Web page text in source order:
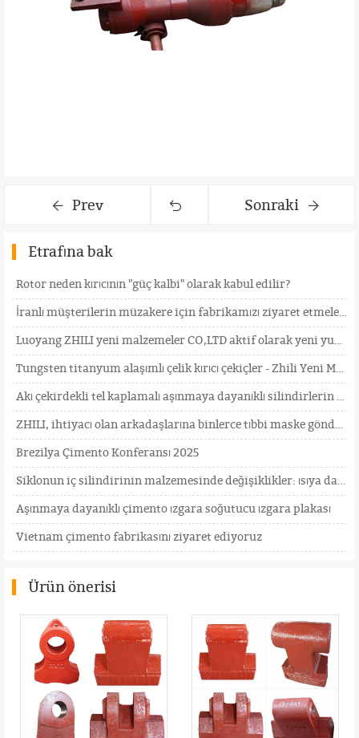
Prev Sonraki
Etrafına bak
Rotor neden kırıcının "güç kalbi" olarak kabul edilir?
İranlı müşterilerin müzakere için fabrikamızı ziyaret etmelerini içtenlikle bekliyoruz
Luoyang ZHILI yeni malzemeler CO,LTD aktif olarak yeni yurtdışı pazarlarını araştırıyor
Tungsten titanyum alaşımlı çelik kırıcı çekiçler - Zhili Yeni Malzemeler
Akı çekirdekli tel kaplamalı aşınmaya dayanıklı silindirlerin yapım sürecindeki temel noktalar neler
ZHILI, ihtiyacı olan arkadaşlarına binlerce tıbbi maske gönderdi
Brezilya Çimento Konferansı 2025
Siklonun iç silindirinin malzemesinde değişiklikler: ısıya dayanıklı çelikten seramiğe
Aşınmaya dayanıklı çimento ızgara soğutucu ızgara plakası
Vietnam çimento fabrikasını ziyaret ediyoruz
Ürün önerisi